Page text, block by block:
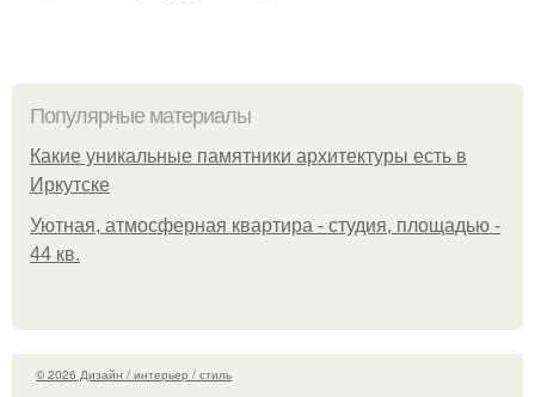
Популярные материалы
Какие уникальные памятники архитектуры есть в
Иркутске
Уютная, атмосферная квартира - студия, площадью -
44 кв.
© 2026 Дизайн / интерьер / стиль